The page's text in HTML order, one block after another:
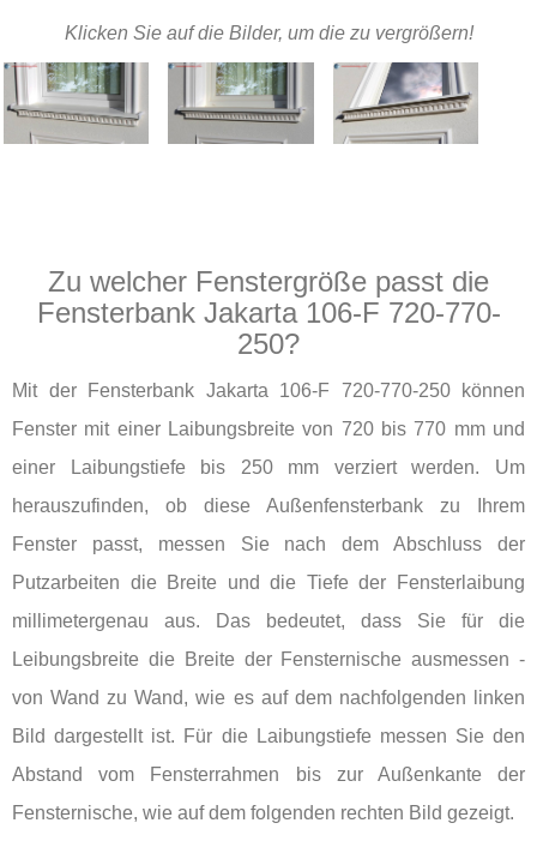
Klicken Sie auf die Bilder, um die zu vergrößern!
Zu welcher Fenstergröße passt die
Fensterbank Jakarta 106-F 720-770-
250?
Mit der Fensterbank Jakarta 106-F 720-770-250 können
Fenster mit einer Laibungsbreite von 720 bis 770 mm und
einer Laibungstiefe bis 250 mm verziert werden. Um
herauszufinden, ob diese Außenfensterbank zu Ihrem
Fenster passt, messen Sie nach dem Abschluss der
Putzarbeiten die Breite und die Tiefe der Fensterlaibung
millimetergenau aus. Das bedeutet, dass Sie für die
Leibungsbreite die Breite der Fensternische ausmessen -
von Wand zu Wand, wie es auf dem nachfolgenden linken
Bild dargestellt ist. Für die Laibungstiefe messen Sie den
Abstand vom Fensterrahmen bis zur Außenkante der
Fensternische, wie auf dem folgenden rechten Bild gezeigt.